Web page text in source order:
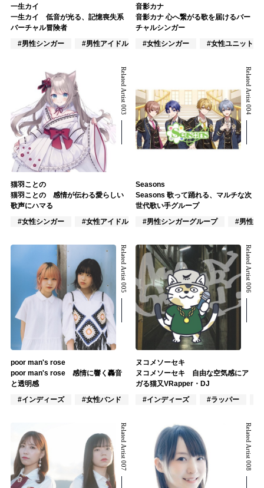
一生カイ
一生カイ 低音が光る、記憶喪失系
バーチャル冒険者
#男性シンガー
#男性アイドル #VTuber/VSinger
音影カナ
音影カナ 心へ繋がる歌を届けるバー
チャルシンガー
#女性シンガー
#女性ユニット
Related Artist 003
猫羽ことの
猫羽ことの 感情が伝わる愛らしい
歌声にハマる
#女性シンガー
#女性アイドル #VTuber/VSinger
Related Artist 004
Seasons
Seasons 歌って踊れる、マルチな次
世代歌い手グループ
#男性シンガーグループ
#男性ア
Related Artist 005
poor man's rose
poor man's rose 感情に響く轟音
と透明感
#インディーズ
#女性バンド #ロック
Related Artist 006
ヌコメソーセキ
ヌコメソーセキ 自由な空気感にア
ガる猫又VRapper・DJ
#インディーズ
#ラッパー
Related Artist 007 Related Artist 008